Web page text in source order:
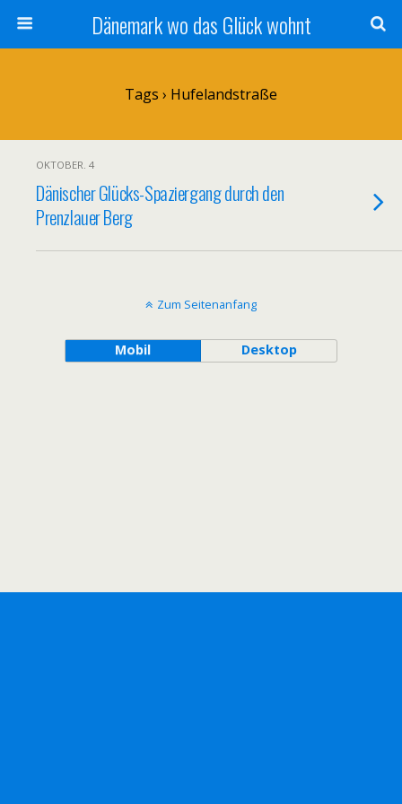
Dänemark wo das Glück wohnt
Tags › Hufelandstraße
OKTOBER. 4
Dänischer Glücks-Spaziergang durch den
Prenzlauer Berg
Zum Seitenanfang
Mobil Desktop